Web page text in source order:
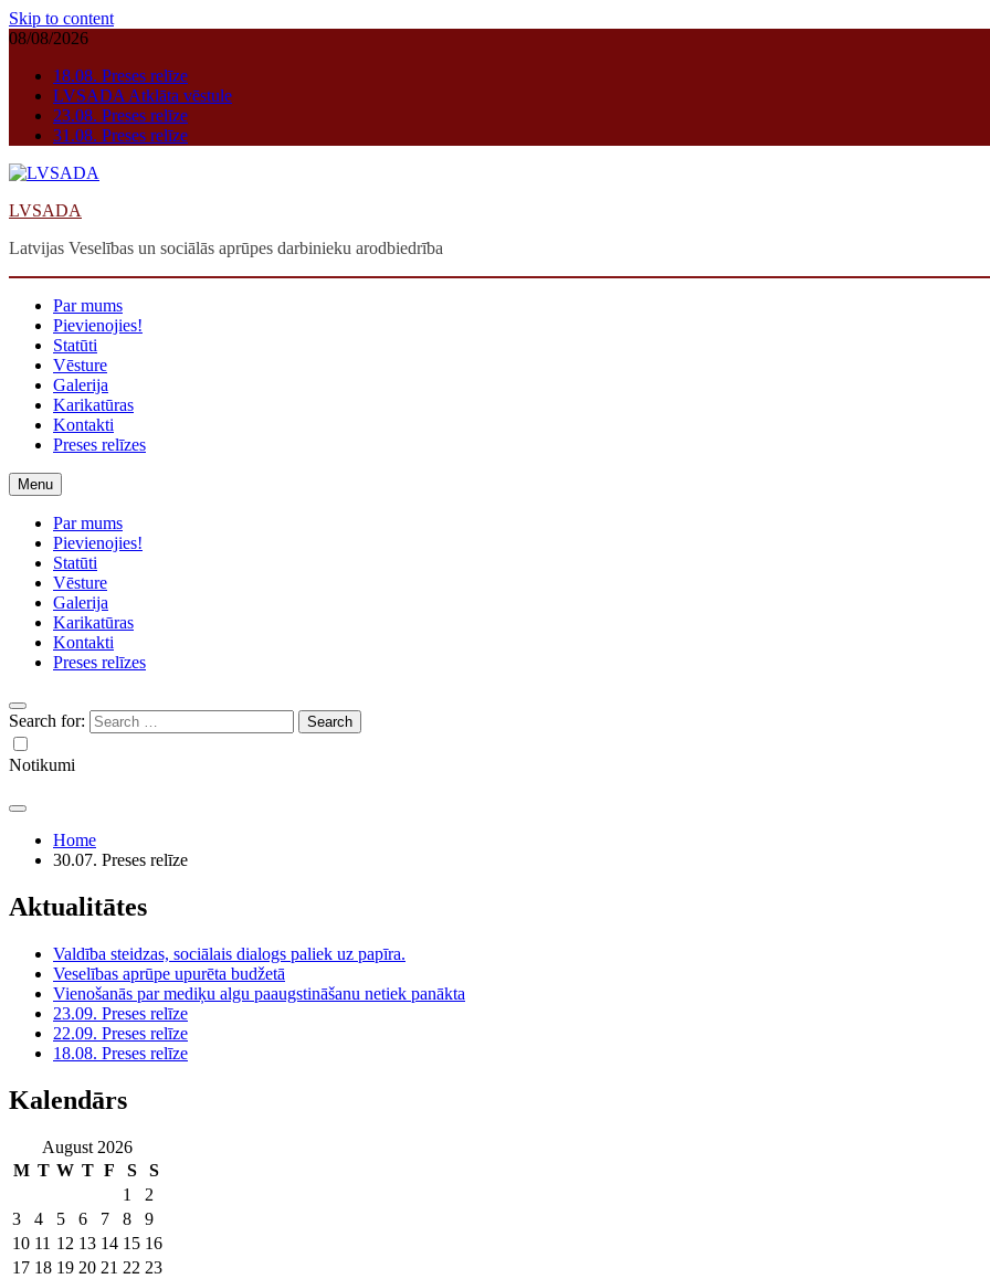
Skip to content
08/08/2026
18.08. Preses relīze
LVSADA Atklāta vēstule
23.08. Preses relīze
31.08. Preses relīze
LVSADA
Latvijas Veselības un sociālās aprūpes darbinieku arodbiedrība
Par mums
Pievienojies!
Statūti
Vēsture
Galerija
Karikatūras
Kontakti
Preses relīzes
Menu
Par mums
Pievienojies!
Statūti
Vēsture
Galerija
Karikatūras
Kontakti
Preses relīzes
Search for:
Notikumi
Home
30.07. Preses relīze
Aktualitātes
Valdība steidzas, sociālais dialogs paliek uz papīra.
Veselības aprūpe upurēta budžetā
Vienošanās par mediķu algu paaugstināšanu netiek panākta
23.09. Preses relīze
22.09. Preses relīze
18.08. Preses relīze
Kalendārs
August 2026
M T W T F S
S
1
2
3
4 5 6 7 8
9
10 11 12 13 14 15 16
17 18 19 20 21 22 23